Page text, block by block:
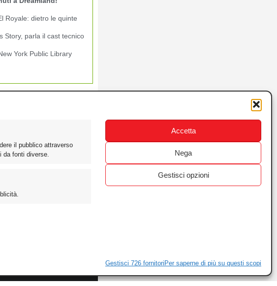
il pubblico attraverso
da fonti diverse.
Gestisci 726 fornitori Per saperne di più su questi scopi
Accetta
Nega
Gestisci opzioni
Royale: dietro le quinte
Story, parla il cast tecnico
York Public Library